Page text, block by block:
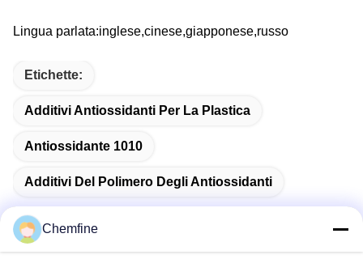
Lingua parlata:inglese,cinese,giapponese,russo
Etichette:
Additivi Antiossidanti Per La Plastica
Antiossidante 1010
Additivi Del Polimero Degli Antiossidanti
Chemfine